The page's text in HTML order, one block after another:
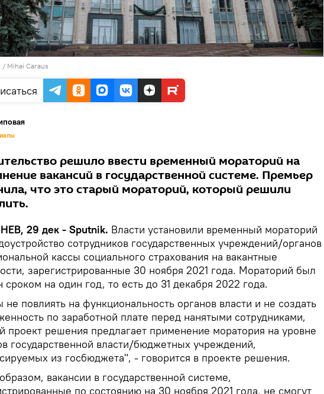
Mihai Caraus
решило ввести временный мораторий на
вакансий в государственной системе. Премьер
что это старый мораторий, который решили
29 дек - Sputnik. Власти установили временный мораторий
сотрудников государственных учреждений/органов
кассы социального страхования на вакантные
зарегистрированные 30 ноября 2021 года. Мораторий был
сроком на один год, то есть до 31 декабря 2022 года.
не повлиять на функциональность органов власти и не создать
по заработной плате перед нанятыми сотрудниками,
проект решения предлагает применение моратория на уровне
государственной власти/бюджетных учреждений,
из госбюджета", - говорится в проекте решения.
вакансии в государственной системе,
по состоянию на 30 ноября 2021 года, не смогут